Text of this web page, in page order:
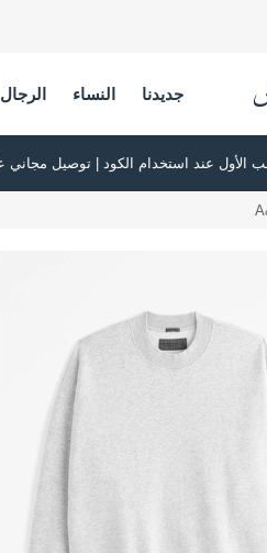
جديدنا النساء الرجال